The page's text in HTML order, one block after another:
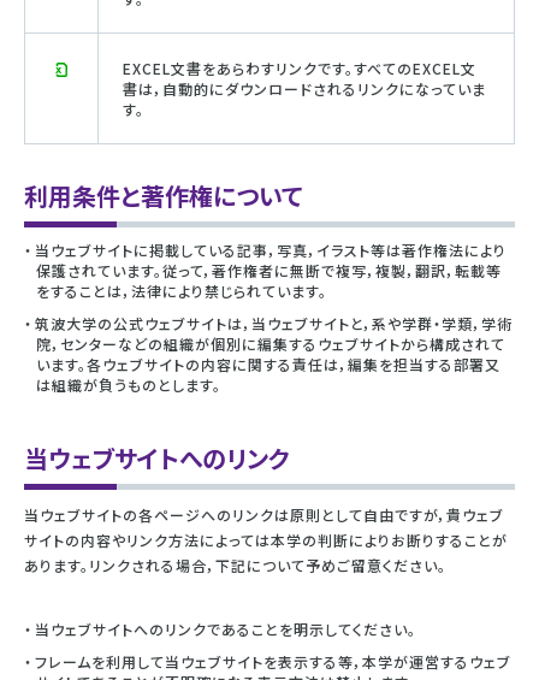
EXCEL文書をあらわすリンクです。すべてのEXCEL文
書は，自動的にダウンロードされるリンクになっていま
す。
利用条件と著作権について
当ウェブサイトに掲載している記事，写真，イラスト等は著作権法により
保護されています。従って，著作権者に無断で複写，複製，翻訳，転載等
をすることは，法律により禁じられています。
筑波大学の公式ウェブサイトは，当ウェブサイトと，系や学群・学類，学術
院，センターなどの組織が個別に編集するウェブサイトから構成されて
います。各ウェブサイトの内容に関する責任は，編集を担当する部署又
は組織が負うものとします。
当ウェブサイトへのリンク
当ウェブサイトの各ページへのリンクは原則として自由ですが，貴ウェブ
サイトの内容やリンク方法によっては本学の判断によりお断りすることが
あります。リンクされる場合，下記について予めご留意ください。
当ウェブサイトへのリンクであることを明示してください。
フレームを利用して当ウェブサイトを表示する等，本学が運営するウェブ